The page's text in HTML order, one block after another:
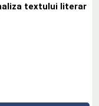
textului literar